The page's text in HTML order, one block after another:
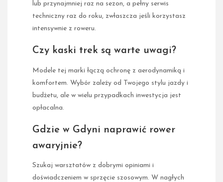
lub przynajmniej raz na sezon, a pełny serwis
techniczny raz do roku, zwłaszcza jeśli korzystasz
intensywnie z roweru.
Czy kaski trek są warte uwagi?
Modele tej marki łączą ochronę z aerodynamiką i
komfortem. Wybór zależy od Twojego stylu jazdy i
budżetu, ale w wielu przypadkach inwestycja jest
opłacalna.
Gdzie w Gdyni naprawić rower
awaryjnie?
Szukaj warsztatów z dobrymi opiniami i
doświadczeniem w sprzęcie szosowym. W nagłych